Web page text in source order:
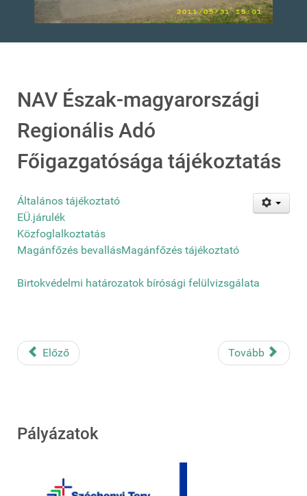
NAV Észak-magyarországi
Regionális Adó
Főigazgatósága tájékoztatás
Általános tájékoztató
EÜ.járulék
Közfoglalkoztatás
Magánfőzés bevallásMagánfőzés tájékoztató
Birtokvédelmi határozatok bírósági felülvizsgálata
Előző Tovább
Pályázatok